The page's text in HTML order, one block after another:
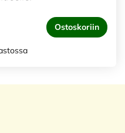
Ostoskoriin